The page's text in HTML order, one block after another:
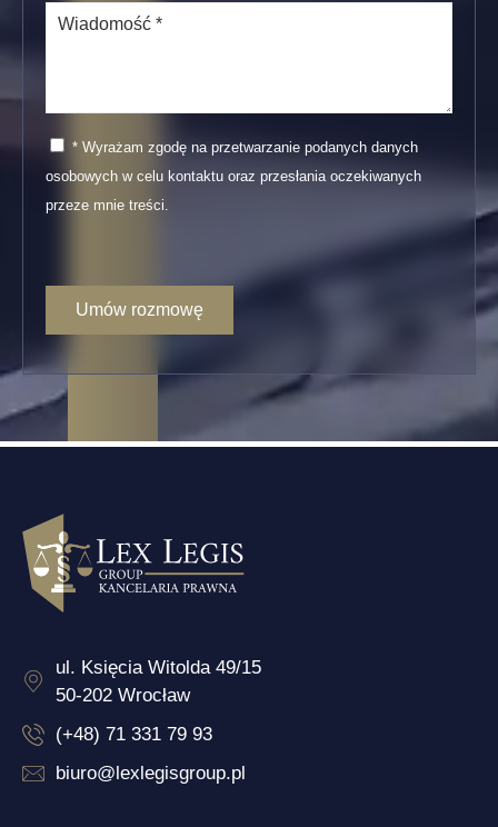
* Wyrażam zgodę na przetwarzanie podanych danych
osobowych w celu kontaktu oraz przesłania oczekiwanych
przeze mnie treści.
ul. Księcia Witolda 49/15
50-202 Wrocław
(+48) 71 331 79 93
biuro@lexlegisgroup.pl